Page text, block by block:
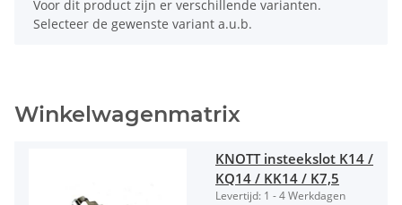
x
Voor dit product zijn er verschillende varianten.
Selecteer de gewenste variant a.u.b.
Winkelwagenmatrix
KNOTT insteekslot K14 /
KQ14 / KK14 / K7,5
Levertijd: 1 - 4 Werkdagen